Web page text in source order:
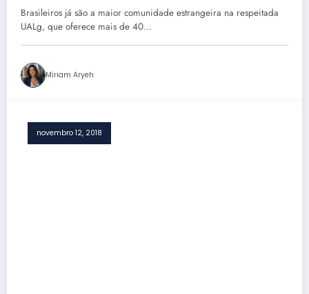
Brasileiros já são a maior comunidade estrangeira na respeitada
UALg, que oferece mais de 40…
Miriam Aryeh
novembro 12, 2018